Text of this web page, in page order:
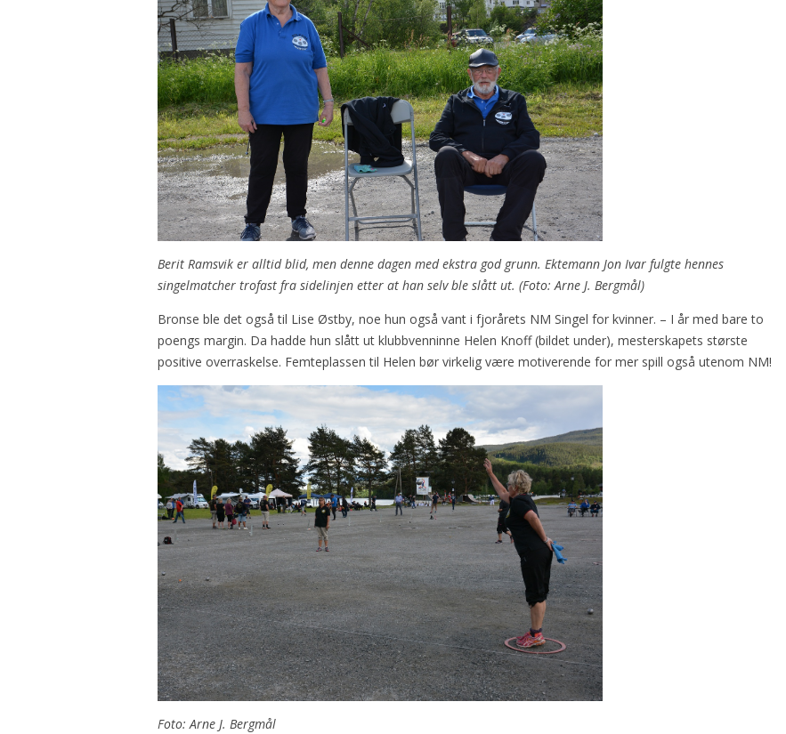
Berit Ramsvik er alltid blid, men denne dagen med ekstra god grunn. Ektemann Jon Ivar fulgte hennes
singelmatcher trofast fra sidelinjen etter at han selv ble slått ut. (Foto: Arne J. Bergmål)
Bronse ble det også til Lise Østby, noe hun også vant i fjorårets NM Singel for kvinner. – I år med bare to
poengs margin. Da hadde hun slått ut klubbvenninne Helen Knoff (bildet under), mesterskapets største
positive overraskelse. Femteplassen til Helen bør virkelig være motiverende for mer spill også utenom NM!
Foto: Arne J. Bergmål